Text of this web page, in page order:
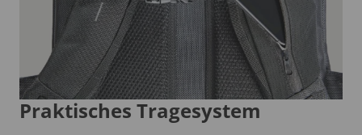
Praktisches Tragesystem